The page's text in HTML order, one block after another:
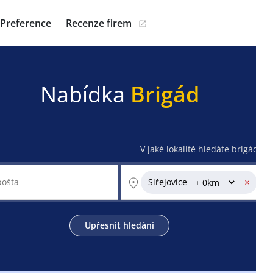
Preference Recenze firem
Nabídka Brigád
V jaké lokalitě hledáte
Siřejovice ×
Upřesnit hledání